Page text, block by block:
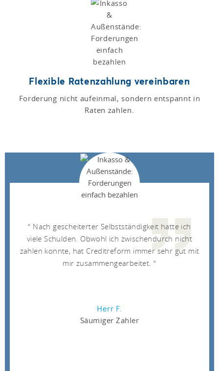
Flexible Ratenzahlung vereinbaren
Forderung nicht aufeinmal, sondern entspannt in
Raten zahlen.
Nach gescheiterter Selbstständigkeit hatte ich
viele Schulden. Obwohl ich zwischendurch nicht
zahlen konnte, hat Creditreform immer sehr gut mit
mir zusammengearbeitet.
Herr F.
Säumiger Zahler